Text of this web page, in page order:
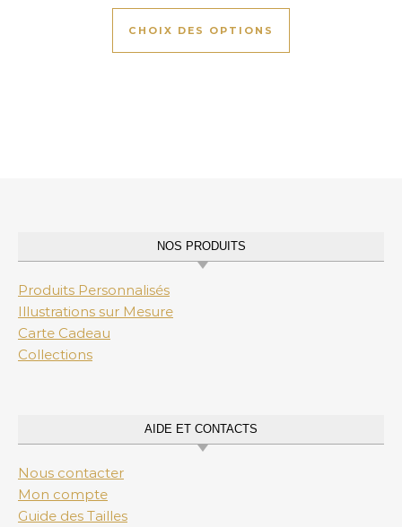
CHOIX DES OPTIONS
Ce produit a
NOS PRODUITS
Produits Personnalisés
Illustrations sur Mesure
Carte Cadeau
Collections
AIDE ET CONTACTS
Nous contacter
Mon compte
Guide des Tailles